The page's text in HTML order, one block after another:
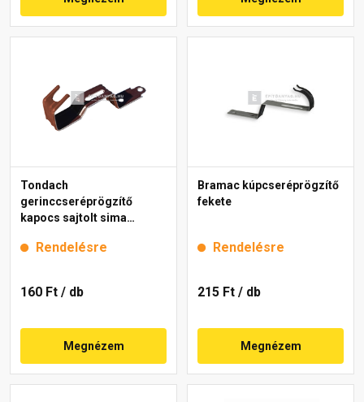
Tondach
gerinccseréprögzítő
kapocs sajtolt sima
Rendelésre
160 Ft / db
Megnézem
Bramac kúpcseréprögzítő
fekete
Rendelésre
215 Ft / db
Megnézem